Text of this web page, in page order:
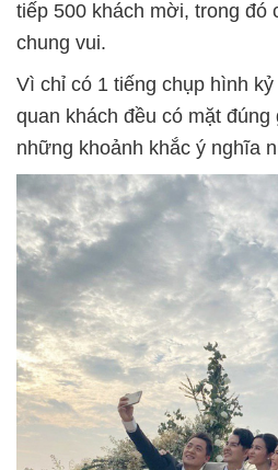
tiếp 500 khách mời, trong đó
chung vui.
Vì chỉ có 1 tiếng chụp hình
quan khách đều có mặt
những khoảnh khắc ý nghĩa